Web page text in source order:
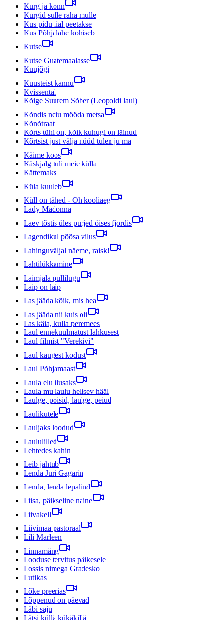
Kurg ja konn
Kurgid sulle raha mulle
Kus pidu iial peetakse
Kus Põhjalahe kohiseb
Kutse
Kutse Guatemaalasse
Kuujõgi
Kuusteist kannu
Kvissental
Kõige Suurem Sõber (Leopoldi laul)
Kõndis neiu mööda metsa
Kõnõtraat
Kõrts tühi on, kõik kuhugi on läinud
Kõrtsist just välja nüüd tulen ju ma
Käime koos
Käskjalg tuli meie külla
Kättemaks
Küla kuuleb
Küll on tähed - Oh kooliaeg
Lady Madonna
Laev tõstis üles purjed öises fjordis
Lagendikul põõsa vilus
Lahinguväljal näeme, raisk!
Lahtilükkamine
Laimjala pullilugu
Laip on laip
Las jääda kõik, mis hea
Las jääda nii kuis oli
Las käia, kulla peremees
Laul ennekuulmatust lahkusest
Laul filmist "Verekivi"
Laul kaugest kodust
Laul Põhjamaast
Laula elu ilusaks
Laula mu laulu helisev hääl
Laulge, poisid, laulge, peiud
Laulikutele
Lauljaks loodud
Laululilled
Lehtedes kahin
Leib jahtub
Lenda Juri Gagarin
Lenda, lenda lepalind
Liisa, päikseline naine
Liivakell
Liivimaa pastoraal
Lili Marleen
Linnamäng
Looduse tervitus päikesele
Lossis nimega Gradesko
Lutikas
Lõke preerias
Lõppenud on päevad
Läbi saju
Lätsi küllä kükäkillä